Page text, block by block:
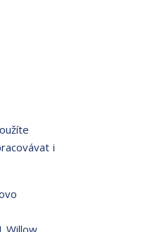
i
Willow